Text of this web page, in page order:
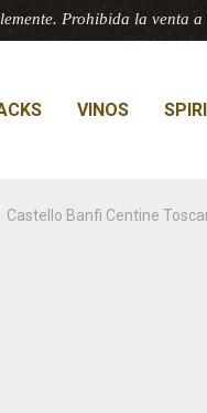
Prohibida la venta a
VINOS
Castello Banfi Centine